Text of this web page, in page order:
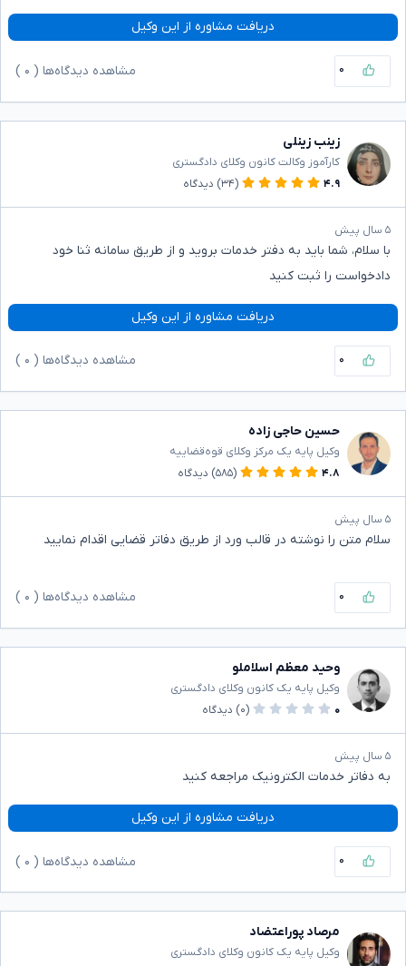
دریافت مشاوره از این وکیل
۰ مشاهده دیدگاه‌ها ( ۰
زینب زینلی
کارآموز وکالت کانون وکلای دادگستری
۴.۹
(۳۴) دیدگاه
۵ سال پیش
با سلام، شما باید به دفتر خدمات بروید و از طریق سامانه ثنا خود
دادخواست را ثبت کنید
دریافت مشاوره از این وکیل
۰ مشاهده دیدگاه‌ها ( ۰
حسین حاجی زاده
وکیل پایه یک مرکز وکلای قوه‌قضاییه
۴.۸
(۵۸۵) دیدگاه
۵ سال پیش
سلام متن را نوشته در قالب ورد از طریق دفاتر قضایی اقدام نمایید
۰ مشاهده دیدگاه‌ها ( ۰
وحید معظم اسلاملو
وکیل پایه یک کانون وکلای دادگستری
۰
(۰) دیدگاه
۵ سال پیش
به دفاتر خدمات الکترونیک مراجعه کنید
دریافت مشاوره از این وکیل
۰ مشاهده دیدگاه‌ها ( ۰
مرصاد پوراعتضاد
وکیل پایه یک کانون وکلای دادگستری